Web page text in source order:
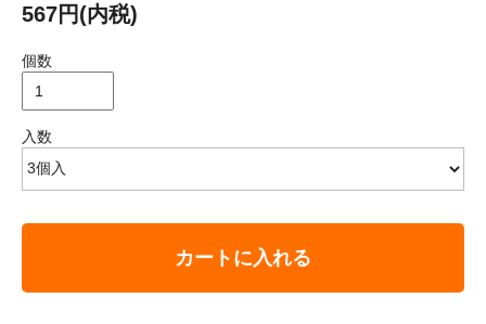
567円(内税)
個数
入数
カートに入れる